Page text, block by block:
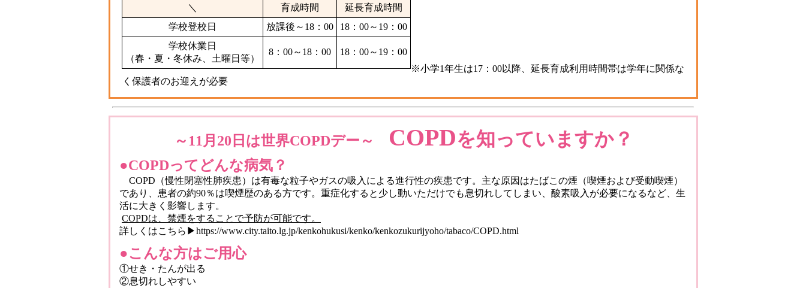
＼
育成時間
延長育成時間
学校登校日
放課後～18：00
18：00～19：00
学校休業日
（春・夏・冬休み、土曜日等）
8：00～18：00
18：00～19：00
※小学1年生は17：00以降、延長育成利用時間帯は学年に関係な
く保護者のお迎えが必要
～11月20日は世界COPDデー～ COPDを知っていますか？
●COPDってどんな病気？
COPD（慢性閉塞性肺疾患）は有毒な粒子やガスの吸入による進行性の疾患です。主な原因はたばこの煙（喫煙および受動喫煙）
であり、患者の約90％は喫煙歴のある方です。重症化すると少し動いただけでも息切れしてしまい、酸素吸入が必要になるなど、生
活に大きく影響します。
COPDは、禁煙をすることで予防が可能です。
詳しくはこちら▶https://www.city.taito.lg.jp/kenkohukusi/kenko/kenkozukurijyoho/tabaco/COPD.html
●こんな方はご用心
①せき・たんが出る
②息切れしやすい